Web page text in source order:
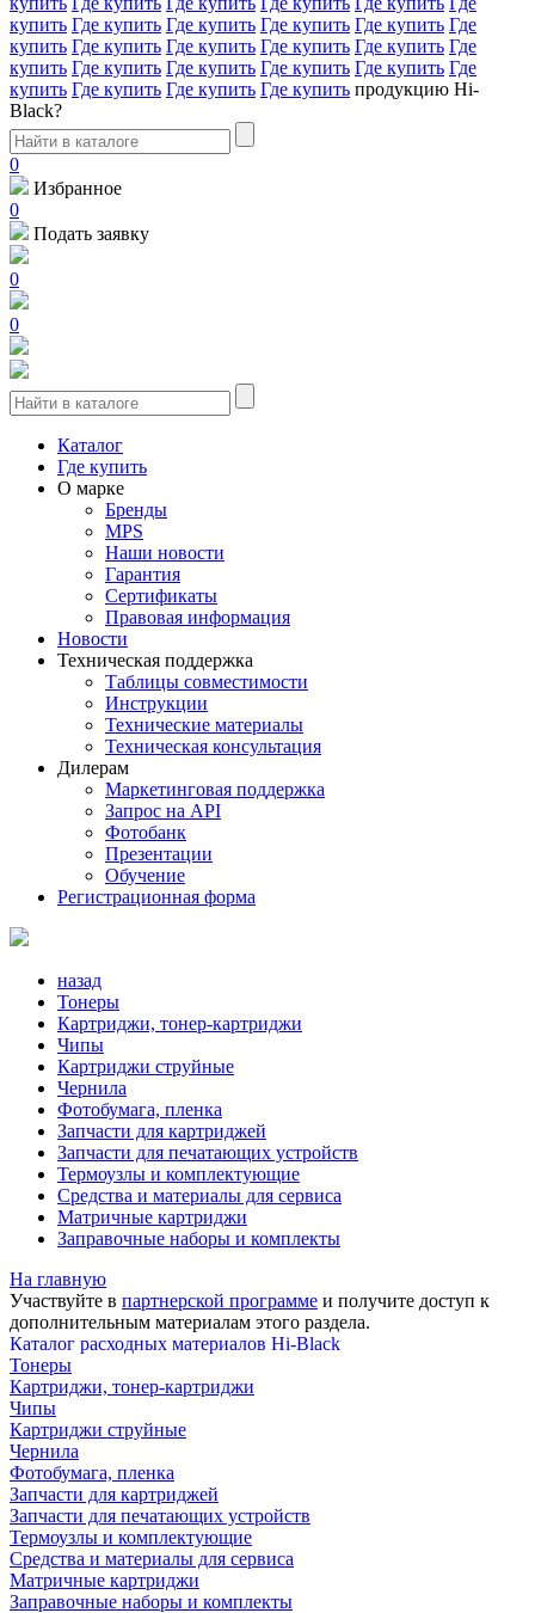
купить Где купить Где купить Где купить Где купить Где
купить Где купить Где купить Где купить Где купить Где
купить Где купить Где купить Где купить Где купить Где
купить Где купить Где купить Где купить продукцию Hi-
Black?
0
Избранное
0
Подать заявку
0
0
Каталог
Где купить
О марке
Бренды
MPS
Наши новости
Гарантия
Сертификаты
Правовая информация
Новости
Техническая поддержка
Таблицы совместимости
Инструкции
Технические материалы
Техническая консультация
Дилерам
Маркетинговая поддержка
Запрос на API
Фотобанк
Презентации
Обучение
Регистрационная форма
назад
Тонеры
Картриджи, тонер-картриджи
Чипы
Картриджи струйные
Чернила
Фотобумага, пленка
Запчасти для картриджей
Запчасти для печатающих устройств
Термоузлы и комплектующие
Средства и материалы для сервиса
Матричные картриджи
Заправочные наборы и комплекты
На главную
Участвуйте в партнерской программе и получите доступ к
дополнительным материалам этого раздела.
Каталог расходных материалов Hi-Black
Тонеры
Картриджи, тонер-картриджи
Чипы
Картриджи струйные
Чернила
Фотобумага, пленка
Запчасти для картриджей
Запчасти для печатающих устройств
Термоузлы и комплектующие
Средства и материалы для сервиса
Матричные картриджи
Заправочные наборы и комплекты